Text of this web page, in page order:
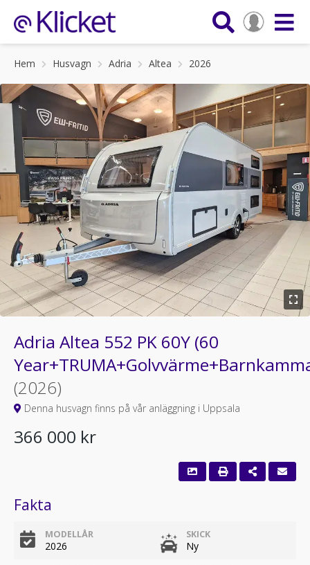
Hem Husvagn Adria Altea 2026
Adria Altea 552 PK 60Y (60
(2026)
Denna husvagn finns på vår anläggning i Uppsala
366 000 kr
Fakta
MODELLÅR
2026
SKICK
Ny